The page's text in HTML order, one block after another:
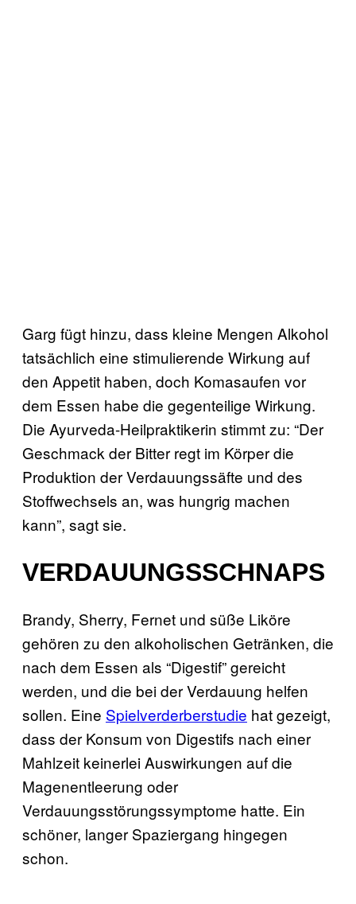
Garg fügt hinzu, dass kleine Mengen Alkohol
tatsächlich eine stimulierende Wirkung auf
den Appetit haben, doch Komasaufen vor
dem Essen habe die gegenteilige Wirkung.
Die Ayurveda-Heilpraktikerin stimmt zu: “Der
Geschmack der Bitter regt im Körper die
Produktion der Verdauungssäfte und des
Stoffwechsels an, was hungrig machen
kann”, sagt sie.
VERDAUUNGSSCHNAPS
Brandy, Sherry, Fernet und süße Liköre
gehören zu den alkoholischen Getränken, die
nach dem Essen als “Digestif” gereicht
werden, und die bei der Verdauung helfen
sollen. Eine Spielverderberstudie hat gezeigt,
dass der Konsum von Digestifs nach einer
Mahlzeit keinerlei Auswirkungen auf die
Magenentleerung oder
Verdauungsstörungssymptome hatte. Ein
schöner, langer Spaziergang hingegen
schon.